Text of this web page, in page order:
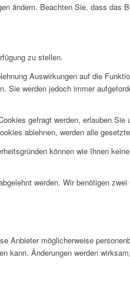
ändern. Beachten Sie, dass das
zu stellen.
Auswirkungen auf die
werden jedoch immer
gefragt werden, erlauben
ablehnen, werden alle
können wie Ihnen
werden. Wir benötigen
Anbieter möglicherweise
kann. Änderungen werden